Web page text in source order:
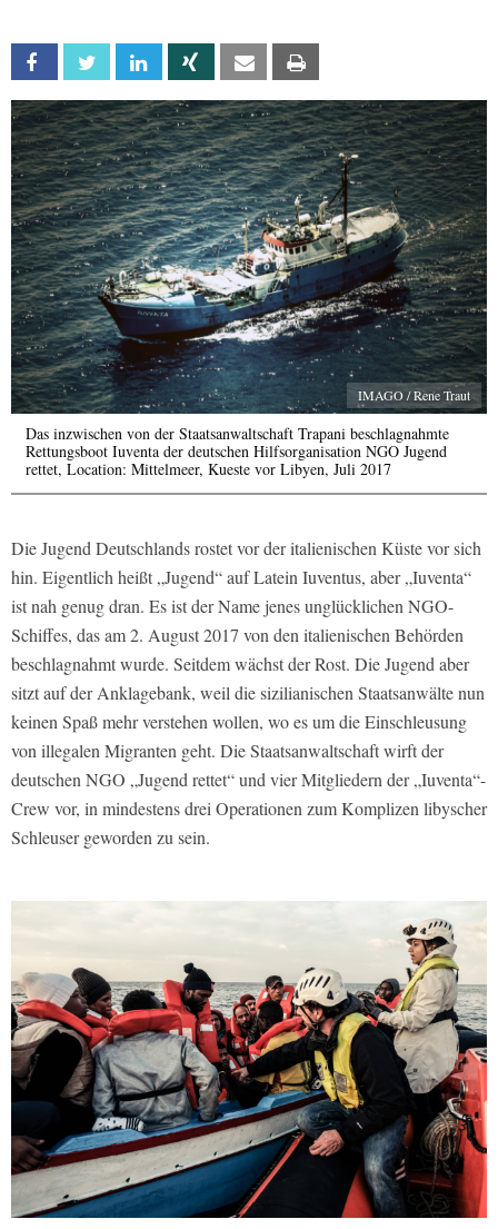
Facebook Twitter Linkedin Xing Email
IMAGO / Rene Traut
Das inzwischen von der Staatsanwaltschaft Trapani beschlagnahmte
Rettungsboot Iuventa der deutschen Hilfsorganisation NGO Jugend
rettet, Location: Mittelmeer, Kueste vor Libyen, Juli 2017
Die Jugend Deutschlands rostet vor der italienischen Küste vor sich
hin. Eigentlich heißt „Jugend“ auf Latein Iuventus, aber „Iuventa“
ist nah genug dran. Es ist der Name jenes unglücklichen NGO-
Schiffes, das am 2. August 2017 von den italienischen Behörden
beschlagnahmt wurde. Seitdem wächst der Rost. Die Jugend aber
sitzt auf der Anklagebank, weil die sizilianischen Staatsanwälte nun
keinen Spaß mehr verstehen wollen, wo es um die Einschleusung
von illegalen Migranten geht. Die Staatsanwaltschaft wirft der
deutschen NGO „Jugend rettet“ und vier Mitgliedern der „Iuventa“-
Crew vor, in mindestens drei Operationen zum Komplizen libyscher
Schleuser geworden zu sein.